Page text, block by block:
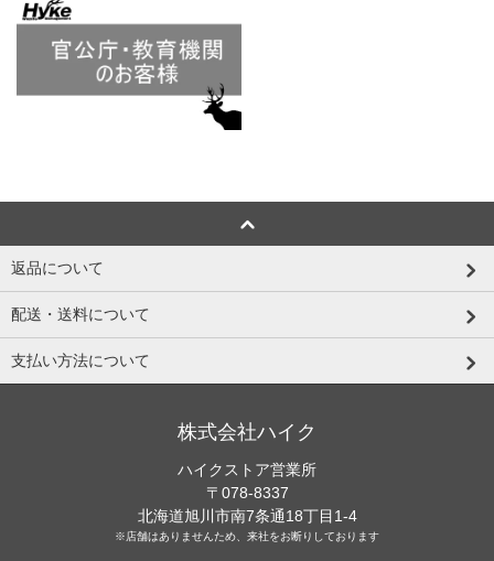
返品について
配送・送料について
支払い方法について
株式会社ハイク
ハイクストア営業所
〒078-8337
北海道旭川市南7条通18丁目1-4
※店舗はありませんため、来社をお断りしております